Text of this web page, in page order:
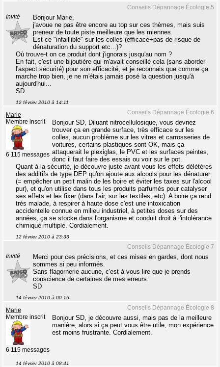
Conseils Dépannage Écologie 5
Invité
Bonjour Marie,
j'avoue ne pas être encore au top sur ces thèmes, mais suis
preneur de toute piste meilleure que les miennes.
Est-ce "infaillible" sur les colles (efficace+pas de risque de
dénaturation du support etc...)?
Où trouve-t on ce produit dont j'ignorais jusqu'au nom ?
En fait, c'est une bijoutière qui m'avait conseillé cela (sans aborder
l'aspect sécurité) pour son efficacité, et je reconnais que comme ça
marche trop bien, je ne m'étais jamais posé la question jusqu'à
aujourd'hui...
SD
12 février 2010 à 14:11
Conseils Dépannage Écologie 6
Marie
Membre inscrit
6 115 messages
Bonjour SD, Diluant nitrocellulosique, vous devriez
trouver ça en grande surface, très efficace sur les
colles, aucun problème sur les vitres et carrosseries de
voitures, certains plastiques sont OK, mais ça
attaquerait le plexiglas, le PVC et les surfaces peintes,
donc il faut faire des essais ou voir sur le pot.
Quant à la sécurité, je découvre juste avant vous les effets délétères
des additifs de type DEP qu'on ajoute aux alcools pour les dénaturer
(= empêcher un petit malin de les boire et éviter les taxes sur l'alcool
pur), et qu'on utilise dans tous les produits parfumés pour catalyser
ses effets et les fixer (dans l'air, sur les textiles, etc). A boire ça rend
très malade, à respirer à haute dose c'est une intoxication
accidentelle connue en milieu industriel, à petites doses sur des
années, ça se stocke dans l'organisme et conduit droit à l'intolérance
chimique multiple. Cordialement.
12 février 2010 à 23:33
Conseils Dépannage Écologie 7
Invité
Merci pour ces précisions, et ces mises en gardes, dont nous
sommes si peu informés.
Sans flagornerie aucune, c'est à vous lire que je prends
conscience de certaines de mes erreurs.
SD
14 février 2010 à 00:16
Conseils Dépannage Écologie 8
Marie
Membre inscrit
6 115 messages
Bonjour SD, je découvre aussi, mais pas de la meilleure
manière, alors si ça peut vous être utile, mon expérience
est moins frustrante. Cordialement.
14 février 2010 à 08:41